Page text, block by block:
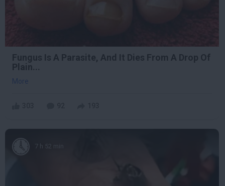
Fungus Is A Parasite, And It Dies From A Drop Of
Plain...
More
7 h 52 min